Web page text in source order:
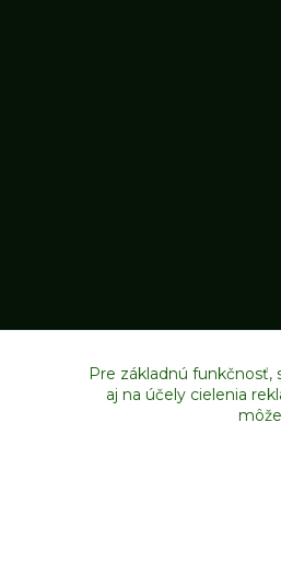
Pre základnú funkčnosť,
aj na účely cielenia